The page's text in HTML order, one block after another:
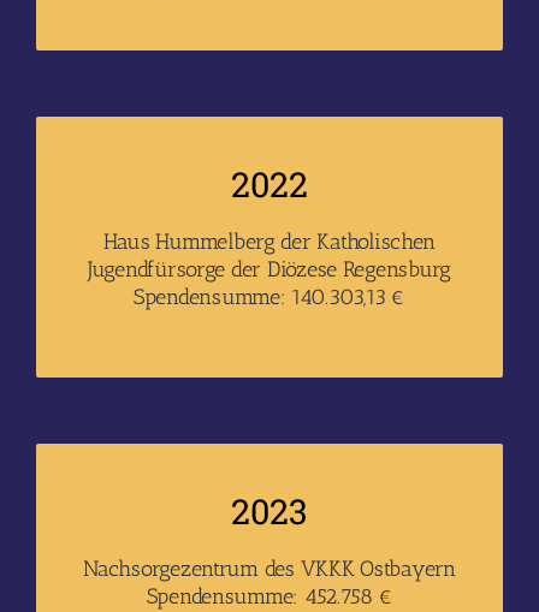
2022
Haus Hummelberg der Katholischen
Jugendfürsorge der Diözese Regensburg
Spendensumme: 140.303,13 €
2023
Nachsorgezentrum des VKKK Ostbayern
Spendensumme: 452.758 €